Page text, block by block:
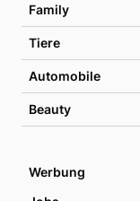
Family
Tiere
Automobile
Beauty
Werbung